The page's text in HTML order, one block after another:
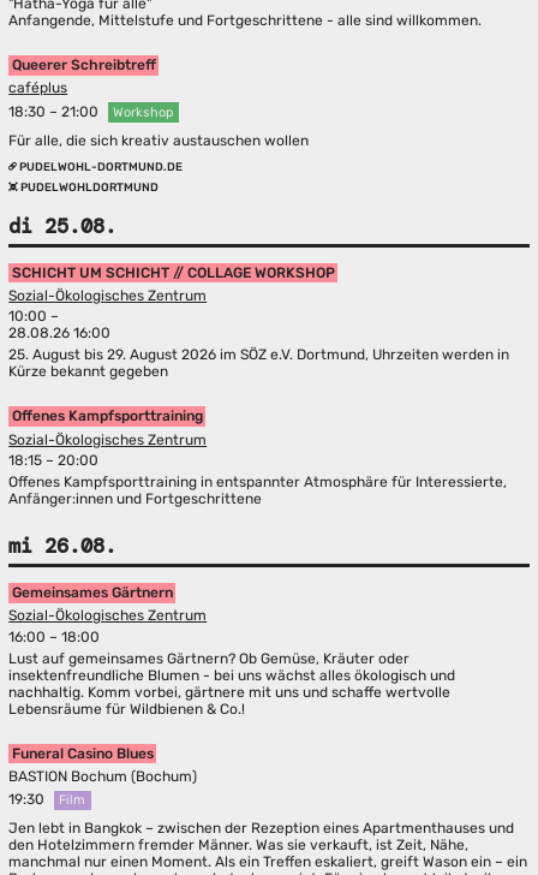
"Hatha-Yoga für alle"
Anfangende, Mittelstufe und Fortgeschrittene - alle sind willkommen.
Queerer Schreibtreff
caféplus
18:30 – 21:00
Workshop
Für alle, die sich kreativ austauschen wollen
PUDELWOHL-DORTMUND.DE
PUDELWOHLDORTMUND
di 25.08.
SCHICHT UM SCHICHT // COLLAGE WORKSHOP
Sozial-Ökologisches Zentrum
10:00 –
28.08.26 16:00
25. August bis 29. August 2026 im SÖZ e.V. Dortmund, Uhrzeiten werden in
Kürze bekannt gegeben
Offenes Kampfsporttraining
Sozial-Ökologisches Zentrum
18:15 – 20:00
Offenes Kampfsporttraining in entspannter Atmosphäre für Interessierte,
Anfänger:innen und Fortgeschrittene
mi 26.08.
Gemeinsames Gärtnern
Sozial-Ökologisches Zentrum
16:00 – 18:00
Lust auf gemeinsames Gärtnern? Ob Gemüse, Kräuter oder
insektenfreundliche Blumen - bei uns wächst alles ökologisch und
nachhaltig. Komm vorbei, gärtnere mit uns und schaffe wertvolle
Lebensräume für Wildbienen & Co.!
Funeral Casino Blues
BASTION Bochum (Bochum)
19:30
Film
Jen lebt in Bangkok – zwischen der Rezeption eines Apartmenthauses und
den Hotelzimmern fremder Männer. Was sie verkauft, ist Zeit, Nähe,
manchmal nur einen Moment. Als ein Treffen eskaliert, greift Wason ein – ein